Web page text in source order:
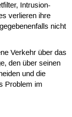
Intrusion-
verlieren ihre
nicht
Verkehr über das
den über seinen
und die
Problem im